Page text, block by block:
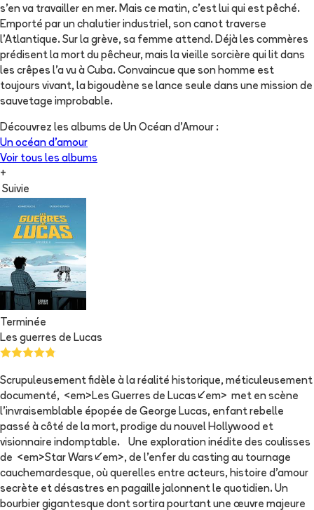
s'en va travailler en mer. Mais ce matin, c'est lui qui est pêché.
Emporté par un chalutier industriel, son canot traverse
l'Atlantique. Sur la grève, sa femme attend. Déjà les commères
prédisent la mort du pêcheur, mais la vieille sorcière qui lit dans
les crêpes l'a vu à Cuba. Convaincue que son homme est
toujours vivant, la bigoudène se lance seule dans une mission de
sauvetage improbable.
Découvrez les albums de Un Océan d'Amour :
Un océan d'amour
Voir tous les albums
+
Suivie
Terminée
Les guerres de Lucas
Scrupuleusement fidèle à la réalité historique, méticuleusement
documenté, <em>Les Guerres de Lucas</em> met en scène
l’invraisemblable épopée de George Lucas, enfant rebelle
passé à côté de la mort, prodige du nouvel Hollywood et
visionnaire indomptable. Une exploration inédite des coulisses
de <em>Star Wars</em>, de l’enfer du casting au tournage
cauchemardesque, où querelles entre acteurs, histoire d’amour
secrète et désastres en pagaille jalonnent le quotidien. Un
bourbier gigantesque dont sortira pourtant une œuvre majeure